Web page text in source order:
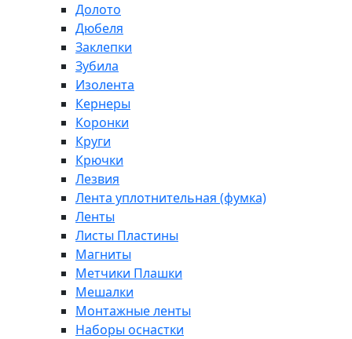
Долото
Дюбеля
Заклепки
Зубила
Изолента
Кернеры
Коронки
Круги
Крючки
Лезвия
Лента уплотнительная (фумка)
Ленты
Листы Пластины
Магниты
Метчики Плашки
Мешалки
Монтажные ленты
Наборы оснастки